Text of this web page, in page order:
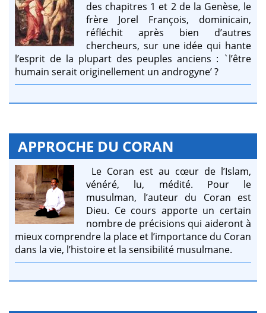
des chapitres 1 et 2 de la Genèse, le
frère Jorel François, dominicain,
réfléchit après bien d’autres
chercheurs, sur une idée qui hante
l’esprit de la plupart des peuples anciens : `l’être
humain serait originellement un androgyne’ ?
APPROCHE DU CORAN
Le Coran est au cœur de l’Islam,
vénéré, lu, médité. Pour le
musulman, l’auteur du Coran est
Dieu. Ce cours apporte un certain
nombre de précisions qui aideront à
mieux comprendre la place et l’importance du Coran
dans la vie, l’histoire et la sensibilité musulmane.